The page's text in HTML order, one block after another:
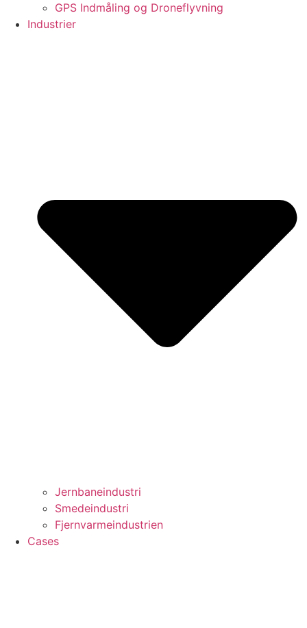
GPS Indmåling og Droneflyvning
Industrier
Jernbaneindustri
Smedeindustri
Fjernvarmeindustrien
Cases